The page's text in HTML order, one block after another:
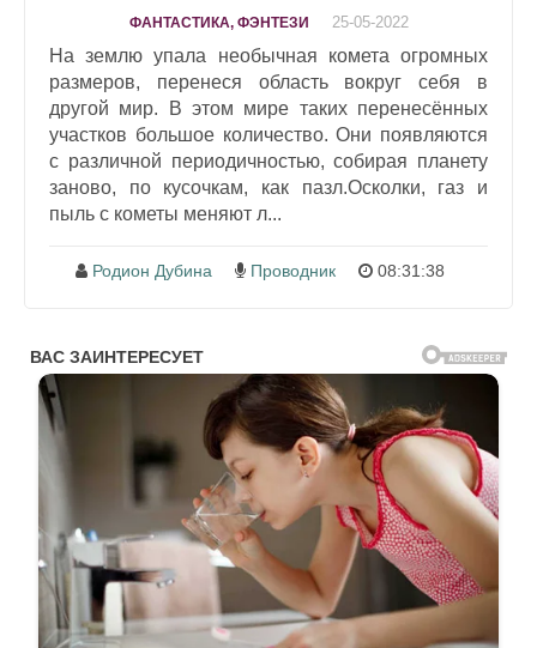
ФАНТАСТИКА, ФЭНТЕЗИ 25-05-2022
На землю упала необычная комета огромных
размеров, перенеся область вокруг себя в
другой мир. В этом мире таких перенесённых
участков большое количество. Они появляются
с различной периодичностью, собирая планету
заново, по кусочкам, как пазл.Осколки, газ и
пыль с кометы меняют л...
Родион Дубина Проводник 08:31:38